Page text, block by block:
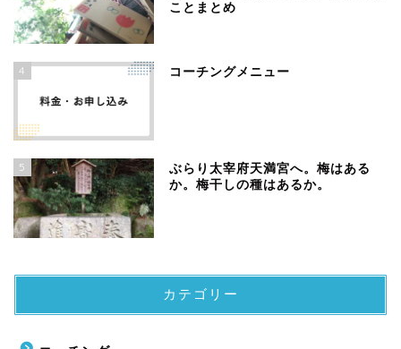
ことまとめ
4 コーチングメニュー
5
ぶらり太宰府天満宮へ。梅はある
か。梅干しの種はあるか。
カテゴリー